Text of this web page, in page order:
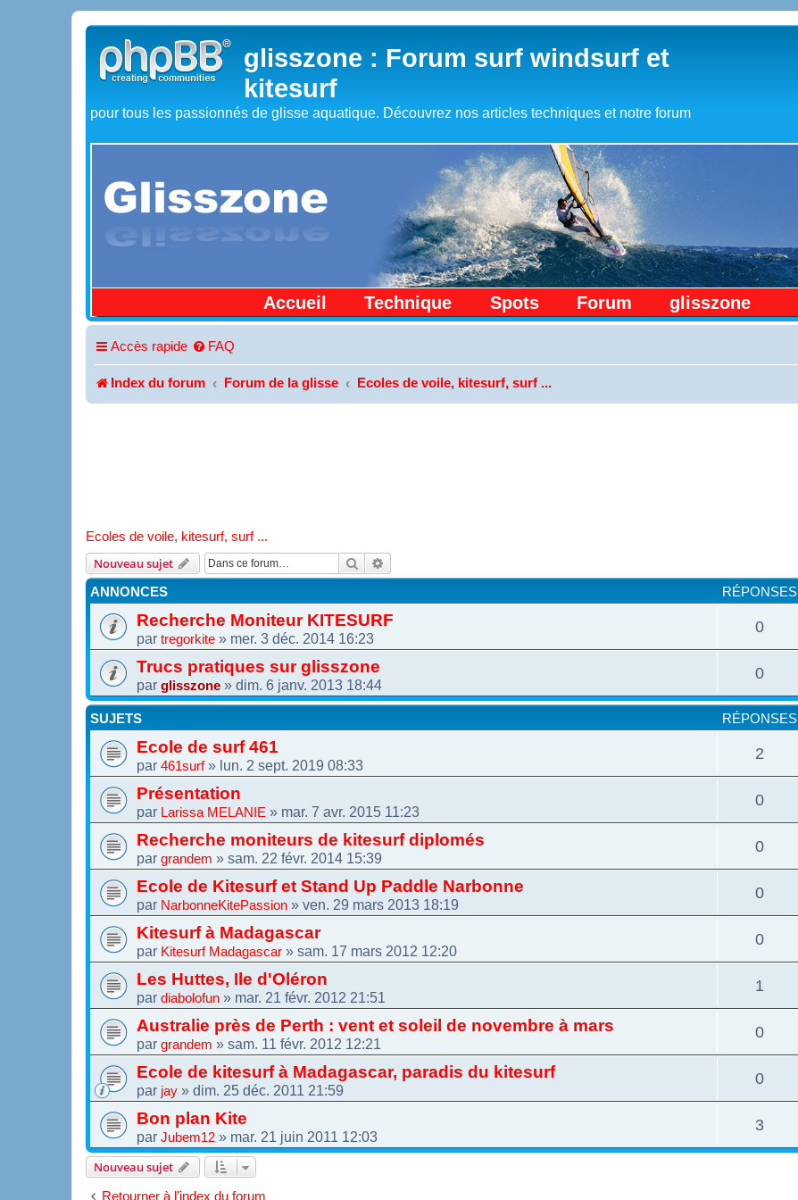
glisszone : Forum surf windsurf et
kitesurf
pour tous les passionnés de glisse aquatique. Découvrez nos articles techniques et notre forum
Accueil Technique Spots Forum glisszone
Accès rapide FAQ
Index du forum Forum de la glisse Ecoles de voile, kitesurf, surf ...
Ecoles de voile, kitesurf, surf ...
Nouveau sujet Rechercher
ANNONCES RÉPONSES
Recherche Moniteur KITESURF
par tregorkite » mer. 3 déc. 2014 16:23
0
Trucs pratiques sur glisszone
par glisszone » dim. 6 janv. 2013 18:44
0
SUJETS RÉPONSES
Ecole de surf 461
par 461surf» lun. 2 sept. 2019 08:33
2
Présentation
par Larissa MELANIE » mar. 7 avr. 2015 11:23
0
Recherche moniteurs de kitesurf diplomés
par grandem » sam. 22 févr. 2014 15:39
0
Ecole de Kitesurf et Stand Up Paddle Narbonne
par NarbonneKitePassion » ven. 29 mars 2013 18:19
0
Kitesurf à Madagascar
par Kitesurf Madagascar » sam. 17 mars 2012 12:20
0
Les Huttes, Ile d'Oléron
par diabolofun » mar. 21 févr. 2012 21:51
1
Australie près de Perth : vent et soleil de novembre à mars
par grandem » sam. 11 févr. 2012 12:21
0
Ecole de kitesurf à Madagascar, paradis du kitesurf
par jay » dim. 25 déc. 2011 21:59
0
Bon plan Kite
par Jubem12 » mar. 21 juin 2011 12:03
3
Nouveau sujet
Retourner à l’index du forum